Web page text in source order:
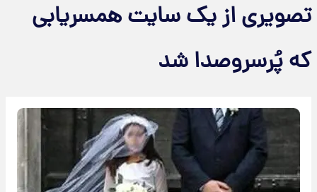
تصویری از یک سایت همسریابی
که پُرسروصدا شد